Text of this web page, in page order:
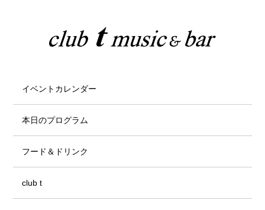
イベントカレンダー
本日のプログラム
フード＆ドリンク
club t